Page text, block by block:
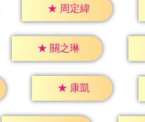
★ 周定緯
★ 關之琳
★ 康凱